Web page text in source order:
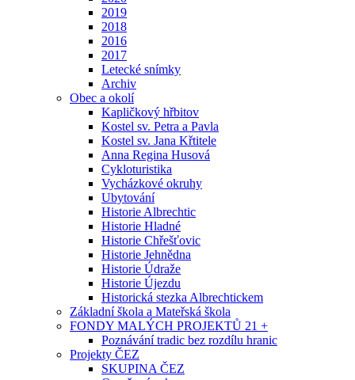
2019
2018
2016
2017
Letecké snímky
Archiv
Obec a okolí
Kapličkový hřbitov
Kostel sv. Petra a Pavla
Kostel sv. Jana Křtitele
Anna Regina Husová
Cykloturistika
Vycházkové okruhy
Ubytování
Historie Albrechtic
Historie Hladné
Historie Chřešťovic
Historie Jehnědna
Historie Údraže
Historie Újezdu
Historická stezka Albrechtickem
Základní škola a Mateřská škola
FONDY MALÝCH PROJEKTŮ 21 +
Poznávání tradic bez rozdílu hranic
Projekty ČEZ
SKUPINA ČEZ